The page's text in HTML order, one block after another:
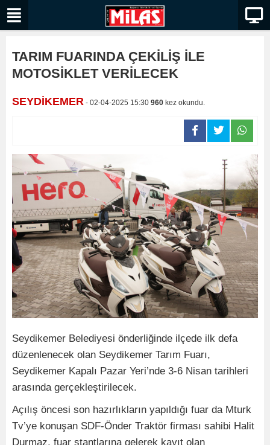
TARIM FUARINDA ÇEKİLİŞ İLE
MOTOSİKLET VERİLECEK
SEYDİKEMER - 02-04-2025 15:30 960 kez okundu.
Seydikemer Belediyesi önderliğinde ilçede ilk defa
düzenlenecek olan Seydikemer Tarım Fuarı,
Seydikemer Kapalı Pazar Yeri’nde 3-6 Nisan tarihleri
arasında gerçekleştirilecek.
Açılış öncesi son hazırlıkların yapıldığı fuar da Mturk
Tv’ye konuşan SDF-Önder Traktör firması sahibi Halit
Durmaz, fuar stantlarına gelerek kayıt olan